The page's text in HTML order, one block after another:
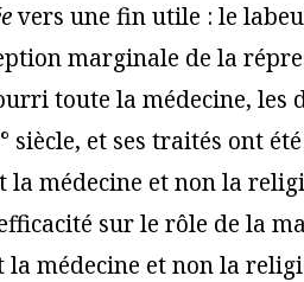
vers une fin utile : le
marginale de la
toute la médecine, les
siècle, et ses traités ont
la médecine et non la
sur le rôle de la
la médecine et non la